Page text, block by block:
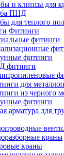
и клипсы для
ПНД
для теплого
Фитинги
фитинги
фитинги
фитинги
для
из черного
фитинги
краны
краны